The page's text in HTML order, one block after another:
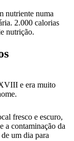
nutriente numa
2.000 calorias
nutrição.
e era muito
fresco e escuro,
a contaminação da
um dia para